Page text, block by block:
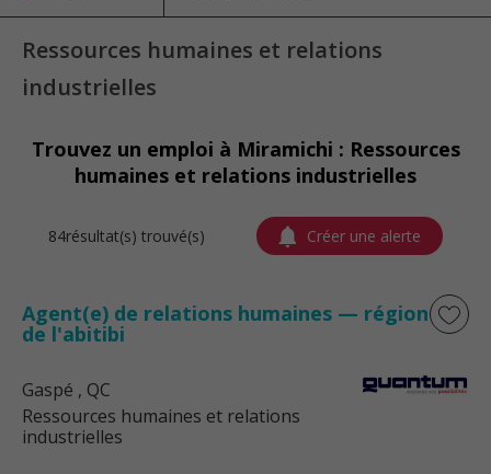
Ressources humaines et relations
industrielles
Trouvez un emploi à Miramichi : Ressources
humaines et relations industrielles
84résultat(s) trouvé(s) Créer une alerte
Agent(e) de relations humaines — région
de l'abitibi
Gaspé , QC
Ressources humaines et relations
industrielles